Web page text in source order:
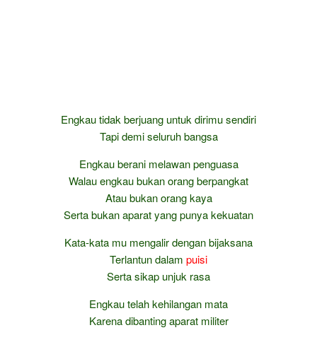
Engkau tidak berjuang untuk dirimu sendiri
Tapi demi seluruh bangsa
Engkau berani melawan penguasa
Walau engkau bukan orang berpangkat
Atau bukan orang kaya
Serta bukan aparat yang punya kekuatan
Kata-kata mu mengalir dengan bijaksana
Terlantun dalam puisi
Serta sikap unjuk rasa
Engkau telah kehilangan mata
Karena dibanting aparat militer